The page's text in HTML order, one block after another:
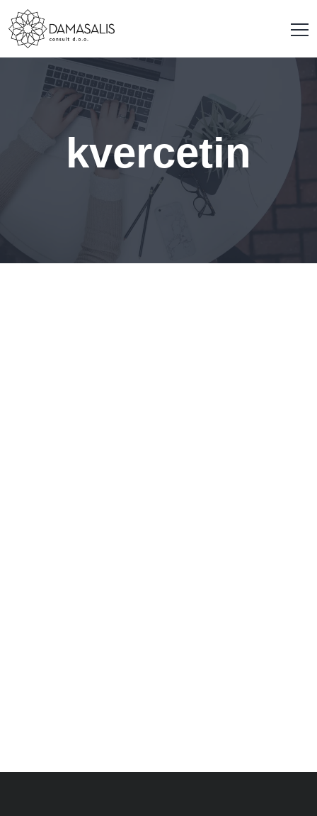
kvercetin